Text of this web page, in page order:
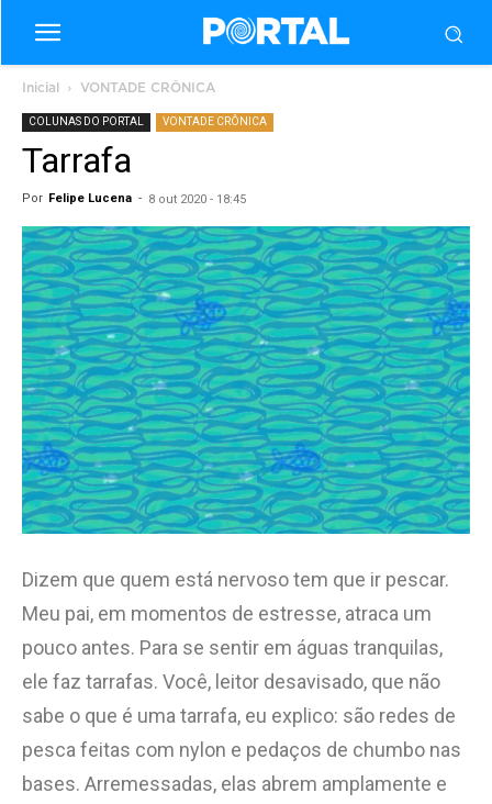
Inicial VONTADE CRÔNICA
COLUNAS DO PORTAL VONTADE CRÔNICA
Tarrafa
Por Felipe Lucena - 8 out 2020 - 18:45
Dizem que quem está nervoso tem que ir pescar.
Meu pai, em momentos de estresse, atraca um
pouco antes. Para se sentir em águas tranquilas,
ele faz tarrafas. Você, leitor desavisado, que não
sabe o que é uma tarrafa, eu explico: são redes de
pesca feitas com nylon e pedaços de chumbo nas
bases. Arremessadas, elas abrem amplamente e